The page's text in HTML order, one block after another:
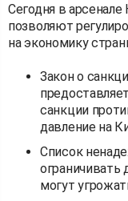
Сегодня в
позволяют
на экономику
Закон о
санкции
давление на
Список
ограничивать
могут